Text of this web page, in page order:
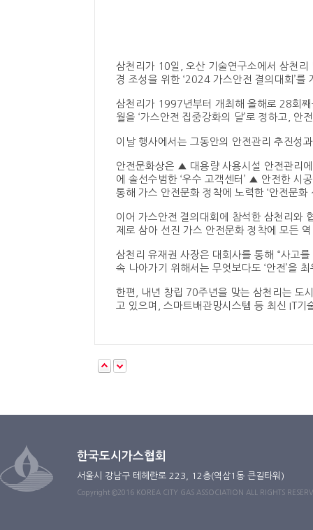
삼천리가 10일, 오산 기술연구소에서 삼천
경 조성을 위한 ‘2024 가스안전 결의대회’를
삼천리가 1997년부터 개최해 올해로 28회째
월을 ‘가스안전 집중강화의 달’로 정하고,
이날 행사에서는 그동안의 안전관리 추진성
안전문화상은 ▲ 대용량 사용시설 안전관리
에 솔선수범한 ‘우수 고객센터’ ▲ 안전한 시
통해 가스 안전문화 정착에 노력한 ‘안전문
이어 가스안전 결의대회에 참석한 삼천리와
제로 삼아 선진 가스 안전문화 정착에 모든
삼천리 유재권 사장은 대회사를 통해 “사고
속 나아가기 위해서는 무엇보다도 ‘안전’을
한편, 내년 창립 70주년을 맞는 삼천리는 도
고 있으며, 스마트배관망시스템 등 최신 IT
한국도시가스협회
서울시 강남구 테헤란로 223, 12층(역삼1동 큰길타워)
Copyright ©2016 KOREA CITY GAS ASSOCIATION ALL RIGHTS